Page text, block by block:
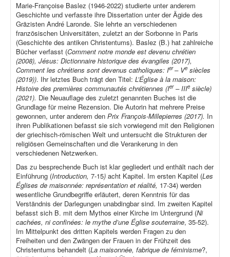
Marie-Françoise Baslez (1946-2022) studierte unter anderem
Geschichte und verfasste ihre Dissertation unter der Ägide des
Gräzisten André Laronde. Sie lehrte an verschiedenen
französischen Universitäten, zuletzt an der Sorbonne in Paris
(Geschichte des antiken Christentums). Baslez (B.) hat zahlreiche
Bücher verfasst (Comment notre monde est devenu chrétien
(2008), Jésus: Dictionnaire historique des évangiles (2017),
Comment les chrétiens sont devenus catholiques: Ier– Ve siècles
(2019)). Ihr letztes Buch trägt den Titel: L’Église à la maison:
Histoire des premières communautés chrétiennes (Ier– IIIe siècle)
(2021). Die Neuauflage des zuletzt genannten Buches ist die
Grundlage für meine Rezension. Die Autorin hat mehrere Preise
gewonnen, unter anderem den Prix François-Millepierres (2017). In
ihren Publikationen befasst sie sich vorwiegend mit den Religionen
der griechisch-römischen Welt und untersucht die Strukturen der
religiösen Gemeinschaften und die Verankerung in den
verschiedenen Netzwerken.
Das zu besprechende Buch ist klar gegliedert und enthält nach der
Einführung (Introduction, 7-15) acht Kapitel. Im ersten Kapitel (Les
Églises de maisonnée: représentation et réalité, 17-34) werden
wesentliche Grundbegriffe erläutert, deren Kenntnis für das
Verständnis der Darlegungen unabdingbar sind. Im zweiten Kapitel
befasst sich B. mit dem Mythos einer Kirche im Untergrund (Ni
cachées, ni confinées: le mythe d’une Église souterraine, 35-52).
Im Mittelpunkt des dritten Kapitels werden Fragen zu den
Freiheiten und den Zwängen der Frauen in der Frühzeit des
Christentums behandelt (La maisonnée, fabrique de féminisme?,